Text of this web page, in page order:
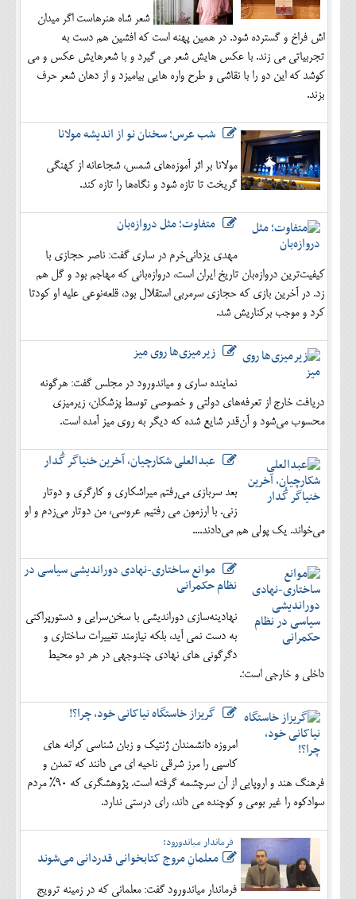
شعر شاه هنرهاست اگر میدان
اش فراخ و گسترده شود. در همین پهنه است که افشین هم دست به
تجربیاتی می زند. با عکس هایش شعر می گیرد و با شعرهایش عکس و می
کوشد که این دو را با نقاشی و طرح واره هایی بیامیزد و از دهان شعر حرف
بزند.
شب عرس؛ سخنان نو از اندیشه مولانا
مولانا بر اثر آموزه‌های شمس، شجاعانه از کهنگی
گریخت تا تازه شود و نگاه‌ها را تازه کند.
متفاوت؛ مثل دروازه‌بان
مهدی یزدانی‌خرم در ساری گفت: ناصر حجازی با
کیفیت‌ترین دروازه‌بان تاریخ ایران است، دروازه‌بانی که مهاجم بود و گل هم
زد. در آخرین بازی که حجازی سرمربی استقلال بود، قلعه‌نوعی علیه او کودتا
کرد و موجب برکناریش شد.
زیرمیزی‌ها روی میز
نماینده ساری و میاندورود در مجلس گفت: هرگونه
دریافت خارج از تعرفه‌های دولتی و خصوصی توسط پزشکان، زیرمیزی
محسوب می‌شود و آن‌قدر شایع شده که دیگر به روی میز آمده است.
عبدالعلی شکارچیان، آخرین خنیاگر گُدار
بعد سربازی می‌رفتم میراشکاری و کارگری و دوتار
زنی. با ارزمون می رفتیم عروسی، من دوتار می‌زدم و او
می‌خواند. یک پولی هم می‌دادند....
موانع ساختاری-نهادی دوراندیشی سیاسی در
نظام حکمرانی
نهادینه‌سازی دوراندیشی با سخن‌سرایی و دستورپراکنی
به دست نمی آید، بلکه نیازمند تغییرات ساختاری و
دگرگونی های نهادی چندوجهی در هر دو محیط
داخلی و خارجی است؛.
گریزاز خاستگاه نیاکانی خود، چرا؟!
امروزه دانشمندان ژنتیک و زبان شناسی کرانه های
کاسپی را مرز شرقی ناحیه ای می دانند که تمدن و
فرهنگ هند و اروپایی از آن سرچشمه گرفته است. پژوهشگری که 90% مردم
سوادکوه را غیر بومی و کوچنده می داند، رای درستی ندارد.
فرماندار میاندورود:
معلمانِ مروج کتابخوانی قدردانی می‌شوند
فرماندار میاندورود گفت: معلمانی که در زمینه ترویج